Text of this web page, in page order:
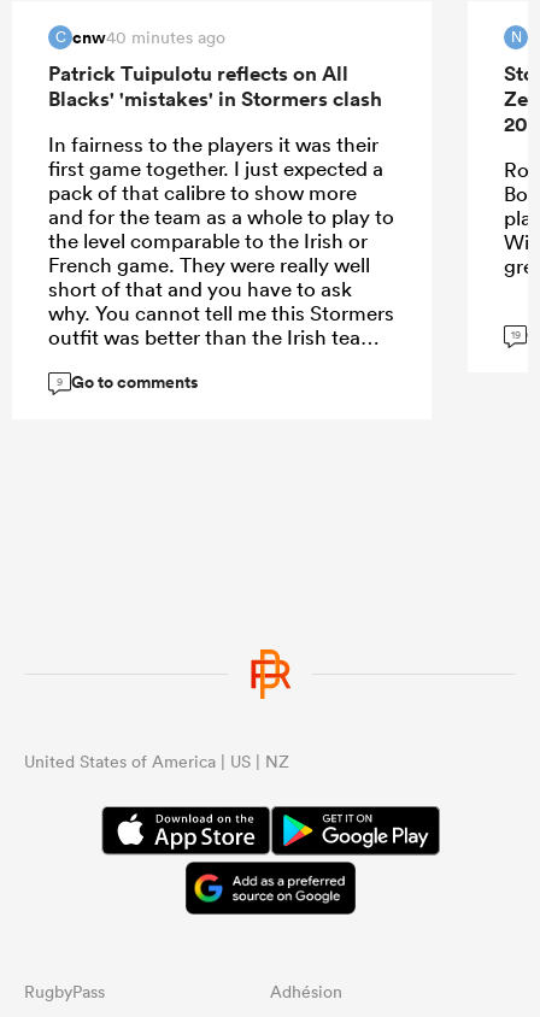
C cnw40 minutes ago
Patrick Tuipulotu reflects on All
Blacks' 'mistakes' in Stormers clash
In fairness to the players it was their
first game together. I just expected a
pack of that calibre to show more
and for the team as a whole to play to
the level comparable to the Irish or
French game. They were really well
short of that and you have to ask
why. You cannot tell me this Stormers
outfit was better than the Irish team. I
spine - we clearly missed Codie,
9 Go to comments
N
19
United States of America | US | NZ
RugbyPass Adhésion